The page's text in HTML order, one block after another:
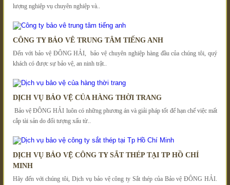
lượng nghiệp vụ chuyên nghiệp và..
CÔNG TY BẢO VÊ TRUNG TÂM TIẾNG ANH
Đến với bảo vệ ĐÔNG HẢI, bảo vệ chuyên nghiệp hàng đầu của chúng tôi, quý
khách có được sự bảo vệ, an ninh trật..
DỊCH VỤ BẢO VỆ CỦA HÀNG THỜI TRANG
Bảo vệ ĐÔNG HẢI luôn có những phương án và giải pháp tốt để hạn chế việc mất
cắp tài sản do đối tượng xấu từ..
DỊCH VỤ BẢO VỆ CÔNG TY SẮT THÉP TẠI TP HỒ CHÍ
MINH
Hãy đến với chúng tôi, Dịch vụ bảo vệ công ty Sắt thép của Bảo vệ ĐÔNG HẢI.